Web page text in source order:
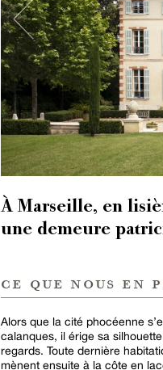
À Marseille, en
une demeure
ce que nous en
Alors que la cité phocéenne
calanques, il érige sa
regards. Toute dernière
mènent ensuite à la côte en